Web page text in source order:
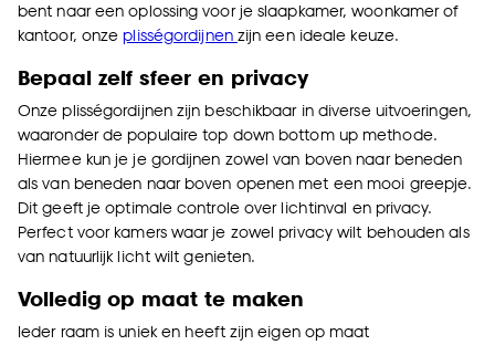
bent naar een oplossing voor je slaapkamer, woonkamer of
kantoor, onzeplisségordijnen zijn een ideale keuze.
Bepaal zelf sfeer en privacy
Onze plisségordijnen zijn beschikbaar in diverse uitvoeringen,
waaronder de populaire top down bottom up methode.
Hiermee kun je je gordijnen zowel van boven naar beneden
als van beneden naar boven openen met een mooi greepje.
Dit geeft je optimale controle over lichtinval en privacy.
Perfect voor kamers waar je zowel privacy wilt behouden als
van natuurlijk licht wilt genieten.
Volledig op maat te maken
Ieder raam is uniek en heeft zijn eigen op maat